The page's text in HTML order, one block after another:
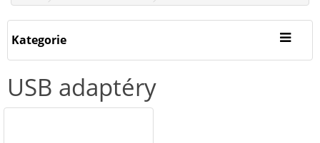
Kategorie
USB adaptéry